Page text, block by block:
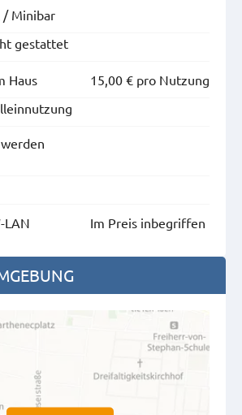
/ Minibar
gestattet
Haus 15,00 € pro Nutzung
LAN Im Preis inbegriffen